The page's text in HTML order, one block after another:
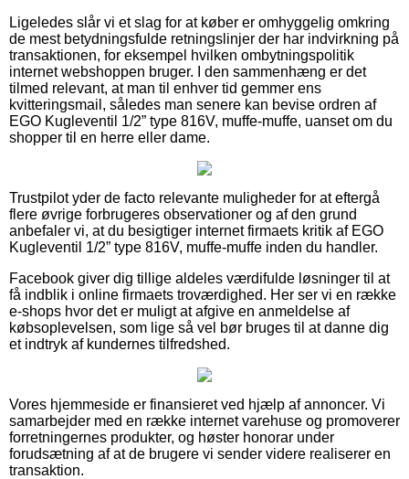
Ligeledes slår vi et slag for at køber er omhyggelig omkring
de mest betydningsfulde retningslinjer der har indvirkning på
transaktionen, for eksempel hvilken ombytningspolitik
internet webshoppen bruger. I den sammenhæng er det
tilmed relevant, at man til enhver tid gemmer ens
kvitteringsmail, således man senere kan bevise ordren af
EGO Kugleventil 1/2” type 816V, muffe-muffe, uanset om du
shopper til en herre eller dame.
Trustpilot yder de facto relevante muligheder for at eftergå
flere øvrige forbrugeres observationer og af den grund
anbefaler vi, at du besigtiger internet firmaets kritik af EGO
Kugleventil 1/2” type 816V, muffe-muffe inden du handler.
Facebook giver dig tillige aldeles værdifulde løsninger til at
få indblik i online firmaets troværdighed. Her ser vi en række
e-shops hvor det er muligt at afgive en anmeldelse af
købsoplevelsen, som lige så vel bør bruges til at danne dig
et indtryk af kundernes tilfredshed.
Vores hjemmeside er finansieret ved hjælp af annoncer. Vi
samarbejder med en række internet varehuse og promoverer
forretningernes produkter, og høster honorar under
forudsætning af at de brugere vi sender videre realiserer en
transaktion.